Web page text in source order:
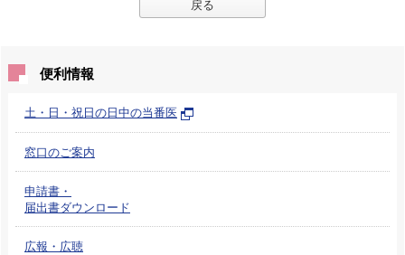
戻る
便利情報
土・日・祝日の日中の当番医
窓口のご案内
申請書・
届出書ダウンロード
広報・広聴